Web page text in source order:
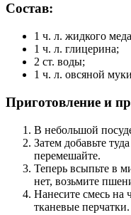
Состав:
1 ч. л. жидкого
1 ч. л. глицерина;
2 ст. воды;
1 ч. л. овсяной
Приготовление и
В небольшой
Затем добавьте
перемешайте.
Теперь всыпьте в
нет, возьмите
Нанесите смесь на
тканевые перчатки.